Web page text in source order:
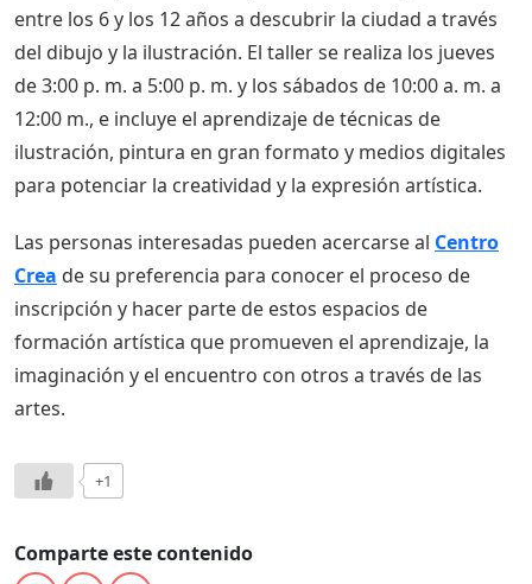
entre los 6 y los 12 años a descubrir la ciudad a través
del dibujo y la ilustración. El taller se realiza los jueves
de 3:00 p. m. a 5:00 p. m. y los sábados de 10:00 a. m. a
12:00 m., e incluye el aprendizaje de técnicas de
ilustración, pintura en gran formato y medios digitales
para potenciar la creatividad y la expresión artística.
Las personas interesadas pueden acercarse al Centro
Crea de su preferencia para conocer el proceso de
inscripción y hacer parte de estos espacios de
formación artística que promueven el aprendizaje, la
imaginación y el encuentro con otros a través de las
artes.
+1
Comparte este contenido